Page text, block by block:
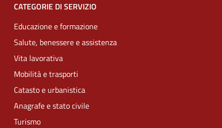
CATEGORIE DI SERVIZIO
Educazione e formazione
Salute, benessere e assistenza
Vita lavorativa
Mobilità e trasporti
Catasto e urbanistica
Anagrafe e stato civile
Turismo